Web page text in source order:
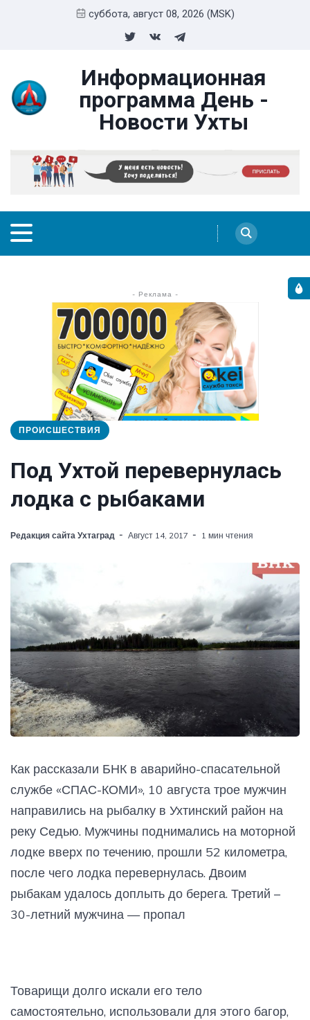
суббота, август 08, 2026 (MSK)
Информационная
программа День -
Новости Ухты
- Реклама -
ПРОИСШЕСТВИЯ
Под Ухтой перевернулась
лодка с рыбаками
Редакция сайта Ухтаград Август 14, 2017 1 мин чтения
Как рассказали БНК в аварийно-спасательной
службе «СПАС-КОМИ», 10 августа трое мужчин
направились на рыбалку в Ухтинский район на
реку Седью. Мужчины поднимались на моторной
лодке вверх по течению, прошли 52 километра,
после чего лодка перевернулась. Двоим
рыбакам удалось доплыть до берега. Третий –
30-летний мужчина — пропал
Товарищи долго искали его тело
самостоятельно, использовали для этого багор,